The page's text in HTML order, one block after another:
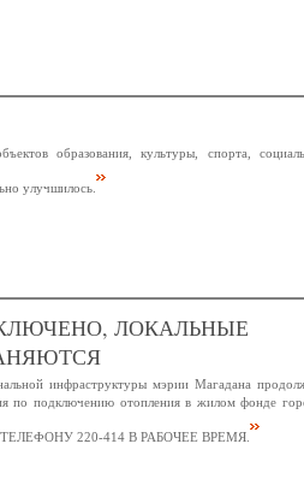
образования, культуры, спорта,
улучшилось.
ЛОКАЛЬНЫЕ
инфраструктуры мэрии Магадана
по подключению отопления в жилом фонде
220-414 В РАБОЧЕЕ ВРЕМЯ.